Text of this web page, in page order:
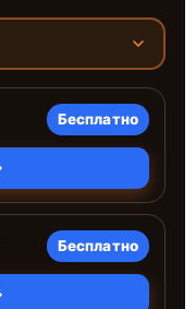
Бесплатно
Бесплатно